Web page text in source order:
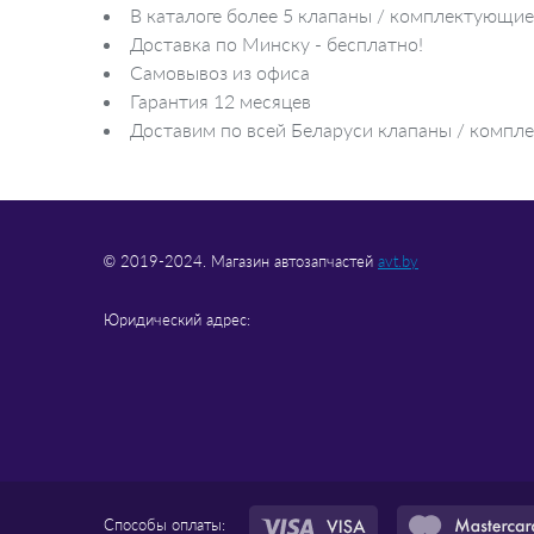
В каталоге более 5 клапаны / комплектующие
Доставка по Минску - бесплатно!
Самовывоз из офиса
Гарантия 12 месяцев
Доставим по всей Беларуси клапаны /
© 2019-2024. Магазин автозапчастей avt.by
Юридический адрес:
Способы оплаты: